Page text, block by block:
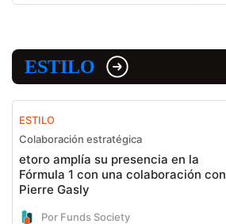
ESTILO
ESTILO
Colaboración estratégica
etoro amplía su presencia en la
Fórmula 1 con una colaboración con
Pierre Gasly
Por Funds Society